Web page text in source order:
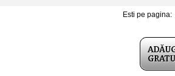
Esti pe pagina: